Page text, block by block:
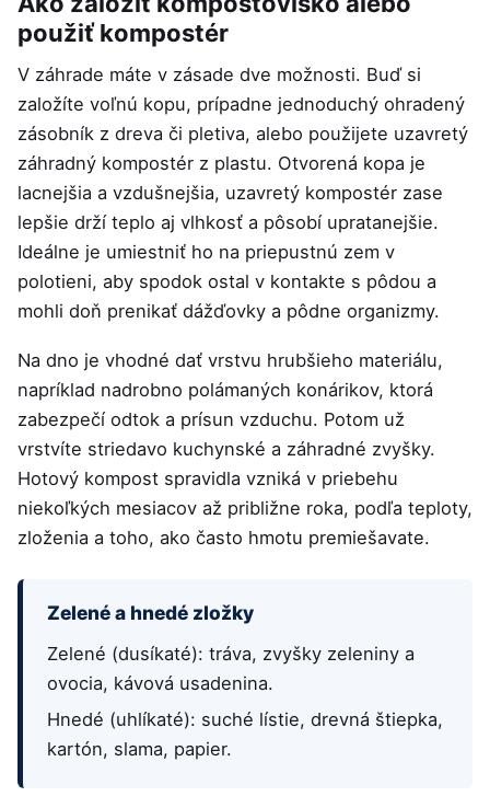
použiť kompostér
V záhrade máte v zásade dve možnosti. Buď si
založíte voľnú kopu, prípadne jednoduchý ohradený
zásobník z dreva či pletiva, alebo použijete uzavretý
záhradný kompostér z plastu. Otvorená kopa je
lacnejšia a vzdušnejšia, uzavretý kompostér zase
lepšie drží teplo aj vlhkosť a pôsobí upratanejšie.
Ideálne je umiestniť ho na priepustnú zem v
polotieni, aby spodok ostal v kontakte s pôdou a
mohli doň prenikať dážďovky a pôdne organizmy.
Na dno je vhodné dať vrstvu hrubšieho materiálu,
napríklad nadrobno polámaných konárikov, ktorá
zabezpečí odtok a prísun vzduchu. Potom už
vrstvíte striedavo kuchynské a záhradné zvyšky.
Hotový kompost spravidla vzniká v priebehu
niekoľkých mesiacov až približne roka, podľa teploty,
zloženia a toho, ako často hmotu premiešavate.
Zelené a hnedé zložky
Zelené (dusíkaté): tráva, zvyšky zeleniny a
ovocia, kávová usadenina.
Hnedé (uhlíkaté): suché lístie, drevná štiepka,
kartón, slama, papier.